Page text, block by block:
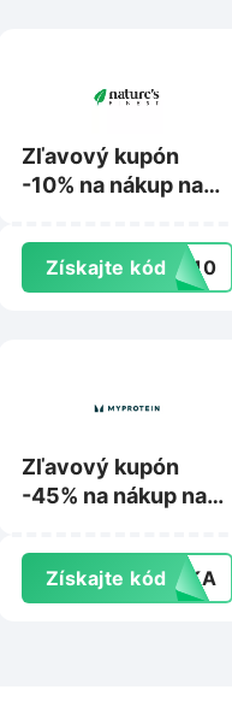
Zľavový kupón
-10% na nákup na
Získajte kódME10
Zľavový kupón
-45% na nákup na
Získajte kódAVKA